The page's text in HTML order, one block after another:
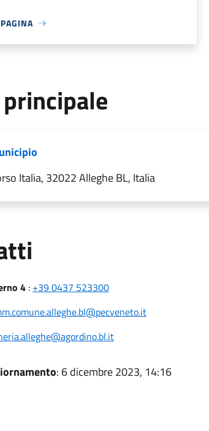
Italia, 32022 Alleghe BL, Italia
4: +39 0437 523300
: 6 dicembre 2023, 14:16